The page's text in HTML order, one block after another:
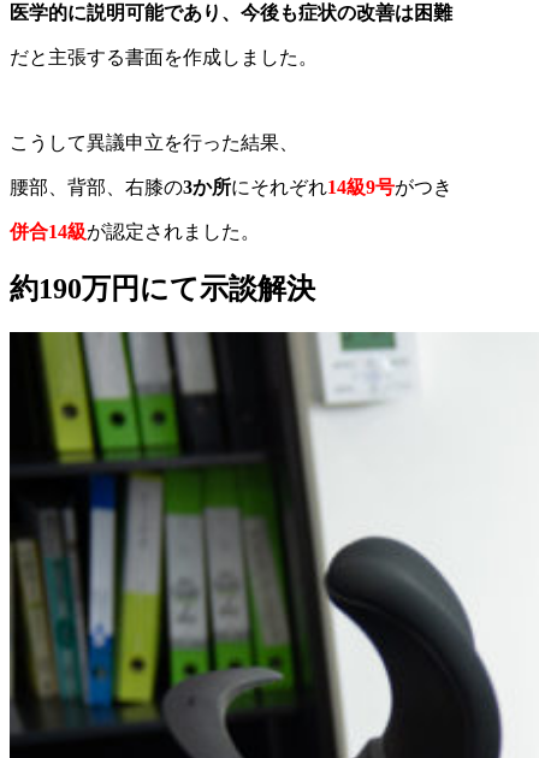
医学的に説明可能であり、今後も症状の改善は困難
だと主張する書面を作成しました。
こうして異議申立を行った結果、
腰部、背部、右膝の3か所にそれぞれ14級9号がつき
併合14級が認定されました。
約190万円にて示談解決